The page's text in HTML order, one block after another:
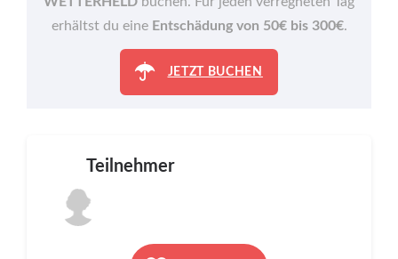
erhältst du eine Entschädung von 50€ bis 300€.
JETZT BUCHEN
Teilnehmer